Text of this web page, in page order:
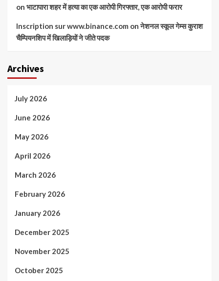
on भाटापारा शहर में हत्या का एक आरोपी गिरफ्तार, एक आरोपी फरार
Inscription sur www.binance.com onनेशनल स्कूल गेम्स कुराश
चैम्पियनशिप में खिलाड़ियों ने जीते पदक
Archives
July 2026
June 2026
May 2026
April 2026
March 2026
February 2026
January 2026
December 2025
November 2025
October 2025